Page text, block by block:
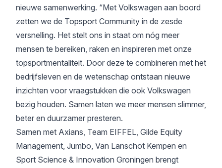
nieuwe samenwerking. “Met Volkswagen aan boord
zetten we de Topsport Community in de zesde
versnelling. Het stelt ons in staat om nóg meer
mensen te bereiken, raken en inspireren met onze
topsportmentaliteit. Door deze te combineren met het
bedrijfsleven en de wetenschap ontstaan nieuwe
inzichten voor vraagstukken die ook Volkswagen
bezig houden. Samen laten we meer mensen slimmer,
beter en duurzamer presteren.
Samen met Axians, Team EIFFEL, Gilde Equity
Management, Jumbo, Van Lanschot Kempen en
Sport Science & Innovation Groningen brengt